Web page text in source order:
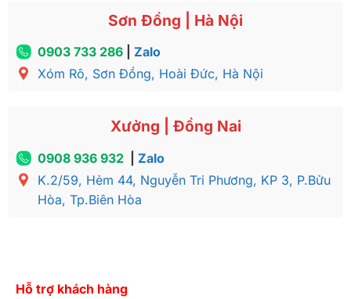
Sơn Đồng | Hà Nội
0903 733 286| Zalo
Xóm Rô, Sơn Đồng, Hoài Đức, Hà Nội
Xưởng | Đồng Nai
0908 936 932
Zalo
K.2/59, Hẻm 44, Nguyễn Tri Phương, KP 3, P.Bửu
Hòa, Tp.Biên Hòa
Hỗ trợ khách hàng